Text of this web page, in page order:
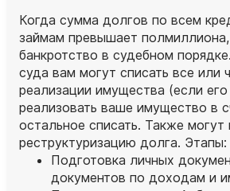
Когда сумма долгов по всем
займам превышает
банкротство в судебном
суда вам могут списать все или
реализации имущества (если
реализовать ваше имущество в
остальное списать. Также могут
реструктуризацию долга. Этапы:
Подготовка личных
документов по доходам и